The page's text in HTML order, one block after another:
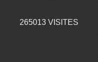
265013 VISITES